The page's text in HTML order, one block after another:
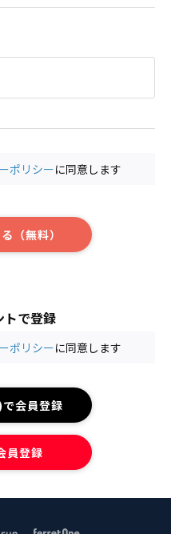
トで登録
ポリシーに同意します
会員登録
員登録
ポリシーに同意します
（無料）